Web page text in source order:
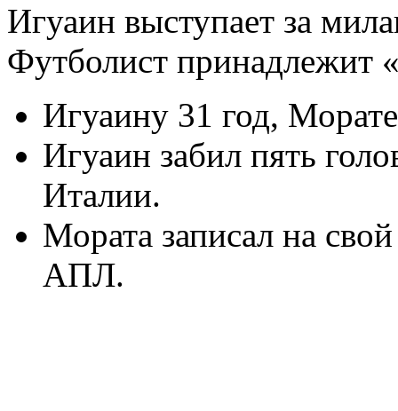
Игуаин выступает за
Футболист принадлежит
Игуаину 31 год,
Игуаин забил пять
Италии.
Мората записал на
АПЛ.